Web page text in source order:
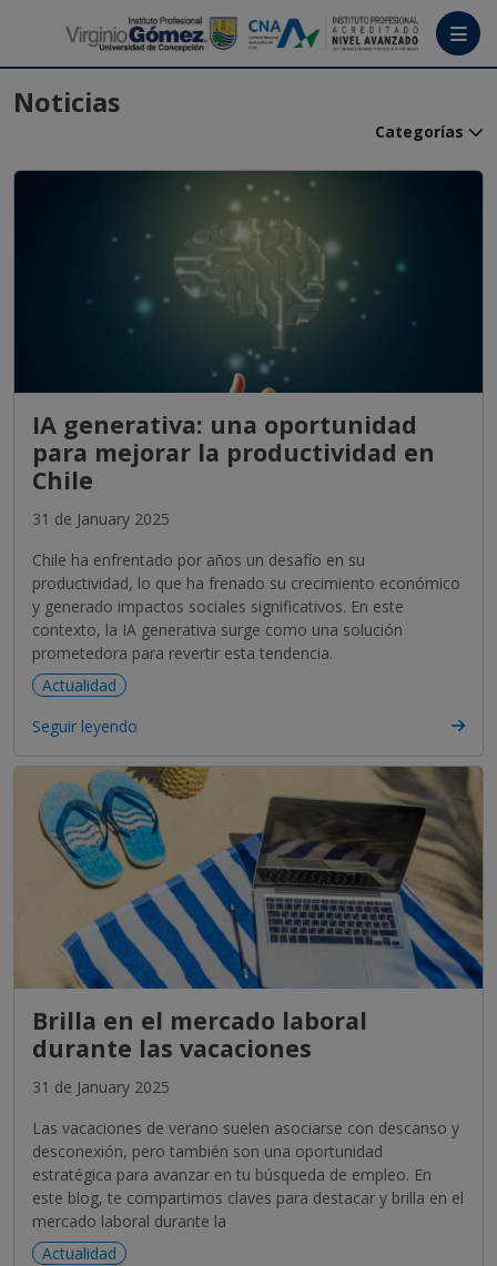
Tutoriales
Crea tu cuenta
Ingresa
Noticias
Categorías
IA generativa: una oportunidad
para mejorar la productividad en
Chile
31 de January 2025
Chile ha enfrentado por años un desafío en su
productividad, lo que ha frenado su crecimiento económico
y generado impactos sociales significativos. En este
contexto, la IA generativa surge como una solución
prometedora para revertir esta tendencia.
Actualidad
Seguir leyendo
Brilla en el mercado laboral
durante las vacaciones
31 de January 2025
Las vacaciones de verano suelen asociarse con descanso y
desconexión, pero también son una oportunidad
estratégica para avanzar en tu búsqueda de empleo. En
este blog, te compartimos claves para destacar y brilla en el
mercado laboral durante la
Actualidad